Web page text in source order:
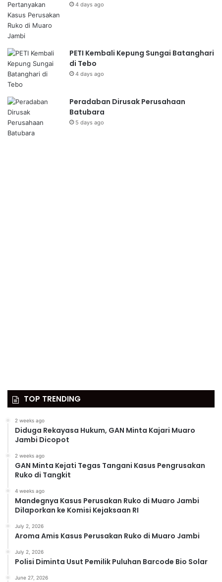
4 days ago
PETI Kembali Kepung Sungai Batanghari
di Tebo
4 days ago
Peradaban Dirusak Perusahaan
Batubara
5 days ago
TOP TRENDING
2 weeks ago
Diduga Rekayasa Hukum, GAN Minta Kajari Muaro
Jambi Dicopot
2 weeks ago
GAN Minta Kejati Tegas Tangani Kasus Pengrusakan
Ruko di Tangkit
4 weeks ago
Mandegnya Kasus Perusakan Ruko di Muaro Jambi
Dilaporkan ke Komisi Kejaksaan RI
July 2, 2026
Aroma Amis Kasus Perusakan Ruko di Muaro Jambi
July 2, 2026
Polisi Diminta Usut Pemilik Puluhan Barcode Bio Solar
June 27, 2026